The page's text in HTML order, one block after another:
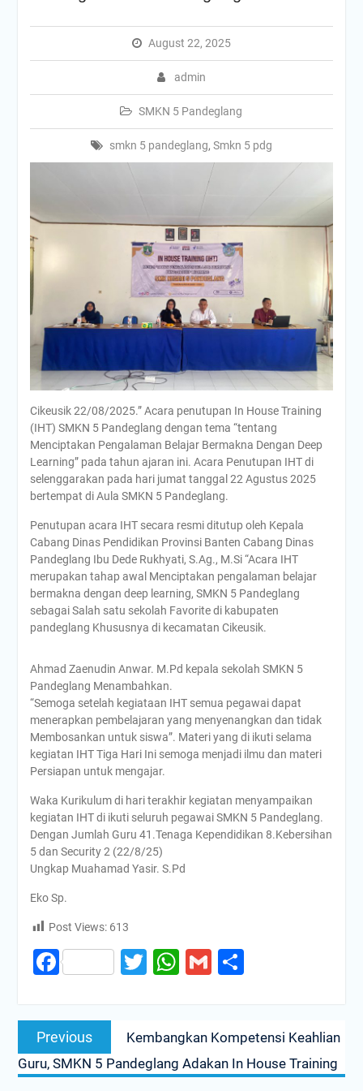
August 22, 2025
admin
SMKN 5 Pandeglang
smkn 5 pandeglang, Smkn 5 pdg
Cikeusik 22/08/2025.” Acara penutupan In House Training
(IHT) SMKN 5 Pandeglang dengan tema “tentang
Menciptakan Pengalaman Belajar Bermakna Dengan Deep
Learning” pada tahun ajaran ini. Acara Penutupan IHT di
selenggarakan pada hari jumat tanggal 22 Agustus 2025
bertempat di Aula SMKN 5 Pandeglang.
Penutupan acara IHT secara resmi ditutup oleh Kepala
Cabang Dinas Pendidikan Provinsi Banten Cabang Dinas
Pandeglang Ibu Dede Rukhyati, S.Ag., M.Si “Acara IHT
merupakan tahap awal Menciptakan pengalaman belajar
bermakna dengan deep learning, SMKN 5 Pandeglang
sebagai Salah satu sekolah Favorite di kabupaten
pandeglang Khususnya di kecamatan Cikeusik.
Ahmad Zaenudin Anwar. M.Pd kepala sekolah SMKN 5
Pandeglang Menambahkan.
“Semoga setelah kegiataan IHT semua pegawai dapat
menerapkan pembelajaran yang menyenangkan dan tidak
Membosankan untuk siswa”. Materi yang di ikuti selama
kegiatan IHT Tiga Hari Ini semoga menjadi ilmu dan materi
Persiapan untuk mengajar.
Waka Kurikulum di hari terakhir kegiatan menyampaikan
kegiatan IHT di ikuti seluruh pegawai SMKN 5 Pandeglang.
Dengan Jumlah Guru 41.Tenaga Kependidikan 8.Kebersihan
5 dan Security 2 (22/8/25)
Ungkap Muahamad Yasir. S.Pd
Eko Sp.
Post Views: 613
FacebookTwitter
WhatsApp
GmailShare
Post
navigation
Previous
Previous
post:
Kembangkan Kompetensi Keahlian
Guru, SMKN 5 Pandeglang Adakan In House Training